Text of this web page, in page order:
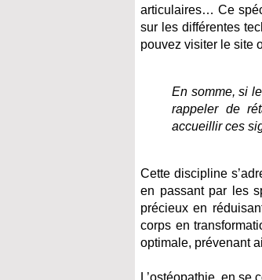
articulaires… Ce
sur les différentes
pouvez visiter le site
En somme, si
rappeler de
accueillir ces
Cette discipline
en passant par les
précieux en
corps en
optimale, prévenant
L’ostéopathie, en se